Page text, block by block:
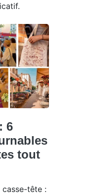
6
tout
casse-tête :